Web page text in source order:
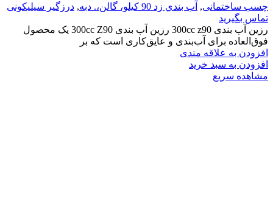
چسب ساختمانی, آب بندي زد 90 کیلو، گالن،. دبه , درزگیر سیلیکونی
تماس بگیرید
رزین آب بندی 300cc z90 رزین آب بندی 300cc Z90 یک محصول
فوق‌العاده برای آب‌بندی و عایق‌کاری است که بر
افزودن به علاقه مندی
افزودن به سبد خرید
مشاهده سریع